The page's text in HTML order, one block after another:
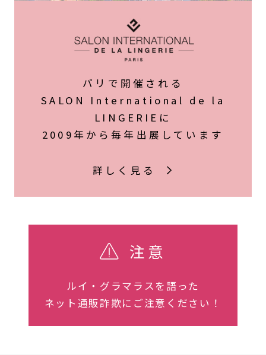
パリで開催される
SALON International de la
LINGERIEに
2009年から毎年出展しています
詳しく見る
注意
ルイ・グラマラスを語った
ネット通販詐欺にご注意ください！